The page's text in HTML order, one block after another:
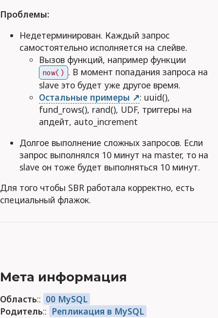
Проблемы:
Недетерминирован. Каждый запрос
самостоятельно исполняется на слейве.
Вызов функций, например функции
now() . В момент попадания запроса на
slave это будет уже другое время.
Остальные примеры
: uuid(),
fund_rows(), rand(), UDF, триггеры на
апдейт, auto_increment
Долгое выполнение сложных запросов. Если
запрос выполнялся 10 минут на master, то на
slave он тоже будет выполняться 10 минут.
Для того чтобы SBR работала корректно, есть
специальный флажок.
Мета информация
Область:: 00 MySQL
Родитель:: Репликация в MySQL